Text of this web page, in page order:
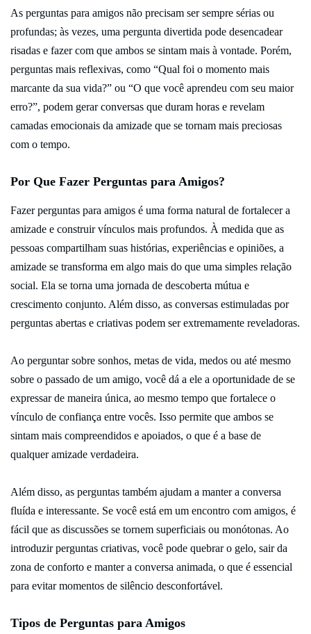
As perguntas para amigos não precisam ser sempre sérias ou
profundas; às vezes, uma pergunta divertida pode desencadear
risadas e fazer com que ambos se sintam mais à vontade. Porém,
perguntas mais reflexivas, como “Qual foi o momento mais
marcante da sua vida?” ou “O que você aprendeu com seu maior
erro?”, podem gerar conversas que duram horas e revelam
camadas emocionais da amizade que se tornam mais preciosas
com o tempo.
Por Que Fazer Perguntas para Amigos?
Fazer perguntas para amigos é uma forma natural de fortalecer a
amizade e construir vínculos mais profundos. À medida que as
pessoas compartilham suas histórias, experiências e opiniões, a
amizade se transforma em algo mais do que uma simples relação
social. Ela se torna uma jornada de descoberta mútua e
crescimento conjunto. Além disso, as conversas estimuladas por
perguntas abertas e criativas podem ser extremamente reveladoras.
Ao perguntar sobre sonhos, metas de vida, medos ou até mesmo
sobre o passado de um amigo, você dá a ele a oportunidade de se
expressar de maneira única, ao mesmo tempo que fortalece o
vínculo de confiança entre vocês. Isso permite que ambos se
sintam mais compreendidos e apoiados, o que é a base de
qualquer amizade verdadeira.
Além disso, as perguntas também ajudam a manter a conversa
fluída e interessante. Se você está em um encontro com amigos, é
fácil que as discussões se tornem superficiais ou monótonas. Ao
introduzir perguntas criativas, você pode quebrar o gelo, sair da
zona de conforto e manter a conversa animada, o que é essencial
para evitar momentos de silêncio desconfortável.
Tipos de Perguntas para Amigos